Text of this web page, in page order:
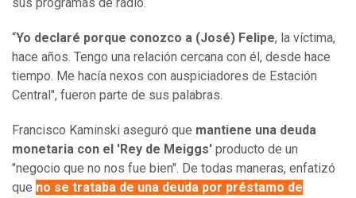
“Yo declaré porque conozco a (José) Felipe, la víctima,
hace años. Tengo una relación cercana con él, desde hace
tiempo. Me hacía nexos con auspiciadores de Estación
Central", fueron parte de sus palabras.
Francisco Kaminski aseguró que mantiene una deuda
monetaria con el 'Rey de Meiggs' producto de un
"negocio que no nos fue bien". De todas maneras, enfatizó
que no se trataba de una deuda por préstamo de